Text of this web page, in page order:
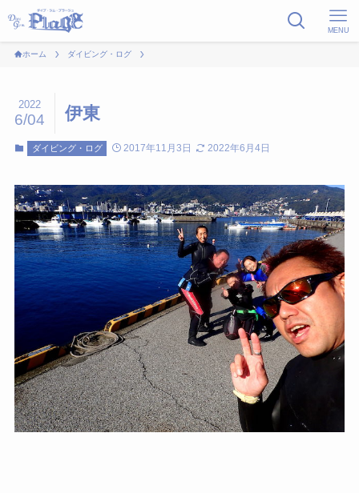
MENU
ホーム ダイビング・ログ
伊東
2022
6/04
ダイビング・ログ 2017年11月3日 2022年6月4日